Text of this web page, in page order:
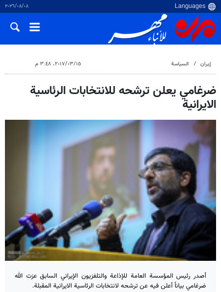
٠٨‏/٠٨‏/٢٠٢٦
إيران السياسة ١٥‏/٠٣‏/٢٠١٧، ٣:٤٨ م
ضرغامي يعلن ترشحه للانتخابات الرئاسية
الايرانية
أصدر رئيس المؤسسة العامة للإذاعة والتلفزيون الإيراني السابق عزت الله
ضرغامي بياناً أعلن فيه عن ترشحه لانتخابات الرئاسية الايرانية المقبلة.